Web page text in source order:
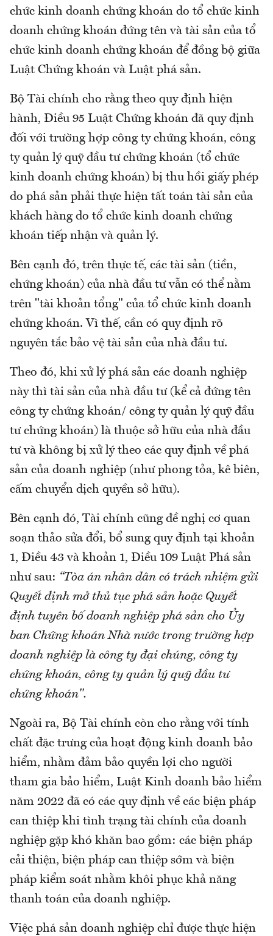
chức kinh doanh chứng khoán do tổ chức kinh
doanh chứng khoán đứng tên và tài sản của tổ
chức kinh doanh chứng khoán để đồng bộ giữa
Luật Chứng khoán và Luật phá sản.
Bộ Tài chính cho rằng theo quy định hiện
hành, Điều 95 Luật Chứng khoán đã quy định
đối với trường hợp công ty chứng khoán, công
ty quản lý quỹ đầu tư chứng khoán (tổ chức
kinh doanh chứng khoán) bị thu hồi giấy phép
do phá sản phải thực hiện tất toán tài sản của
khách hàng do tổ chức kinh doanh chứng
khoán tiếp nhận và quản lý.
Bên cạnh đó, trên thực tế, các tài sản (tiền,
chứng khoán) của nhà đầu tư vẫn có thể nằm
trên "tài khoản tổng" của tổ chức kinh doanh
chứng khoán. Vì thế, cần có quy định rõ
nguyên tắc bảo vệ tài sản của nhà đầu tư.
Theo đó, khi xử lý phá sản các doanh nghiệp
này thì tài sản của nhà đầu tư (kể cả đứng tên
công ty chứng khoán/ công ty quản lý quỹ đầu
tư chứng khoán) là thuộc sở hữu của nhà đầu
tư và không bị xử lý theo các quy định về phá
sản của doanh nghiệp (như phong tỏa, kê biên,
cấm chuyển dịch quyền sở hữu).
Bên cạnh đó, Tài chính cũng đề nghị cơ quan
soạn thảo sửa đổi, bổ sung quy định tại khoản
1, Điều 43 và khoản 1, Điều 109 Luật Phá sản
như sau: “Tòa án nhân dân có trách nhiệm gửi
Quyết định mở thủ tục phá sản hoặc Quyết
định tuyên bố doanh nghiệp phá sản cho Ủy
ban Chứng khoán Nhà nước trong trường hợp
doanh nghiệp là công ty đại chúng, công ty
chứng khoán, công ty quản lý quỹ đầu tư
chứng khoán".
Ngoài ra, Bộ Tài chính còn cho rằng với tính
chất đặc trưng của hoạt động kinh doanh bảo
hiểm, nhằm đảm bảo quyền lợi cho người
tham gia bảo hiểm, Luật Kinh doanh bảo hiểm
năm 2022 đã có các quy định về các biện pháp
can thiệp khi tình trạng tài chính của doanh
nghiệp gặp khó khăn bao gồm: các biện pháp
cải thiện, biện pháp can thiệp sớm và biện
pháp kiểm soát nhằm khôi phục khả năng
thanh toán của doanh nghiệp.
Việc phá sản doanh nghiệp chỉ được thực hiện